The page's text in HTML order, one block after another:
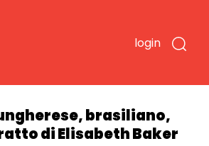
login
brasiliano,
di Elisabeth Baker